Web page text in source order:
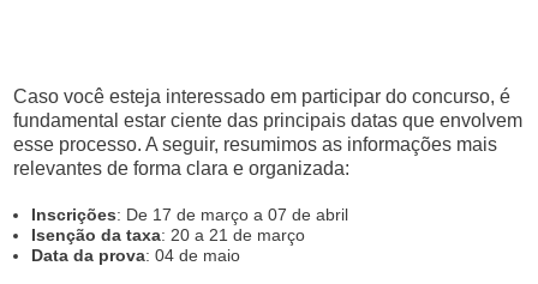
Caso você esteja interessado em participar do concurso, é
fundamental estar ciente das principais datas que envolvem
esse processo. A seguir, resumimos as informações mais
relevantes de forma clara e organizada:
Inscrições: De 17 de março a 07 de abril
Isenção da taxa: 20 a 21 de março
Data da prova: 04 de maio